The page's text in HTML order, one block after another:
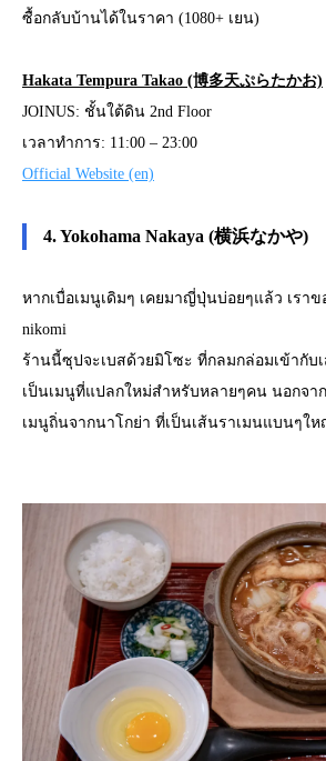
ซื้อกลับบ้านได้ในราคา (1080+ เยน)
Hakata Tempura Takao (博多天ぷらたかお)
JOINUS: ชั้นใต้ดิน 2nd Floor
เวลาทำการ: 11:00 – 23:00
Official Website (en)
4. Yokohama Nakaya (横浜なかや)
หากเบื่อเมนูเดิมๆ เคยมาญี่ปุ่นบ่อยๆแล้ว เรา
nikomi
ร้านนี้ซุปจะเบสด้วยมิโซะ ที่กลมกล่อมเข้ากับ
เป็นเมนูที่แปลกใหม่สำหรับหลายๆคน นอกจาก
เมนูถิ่นจากนาโกย่า ที่เป็นเส้นราเมนแบนๆให